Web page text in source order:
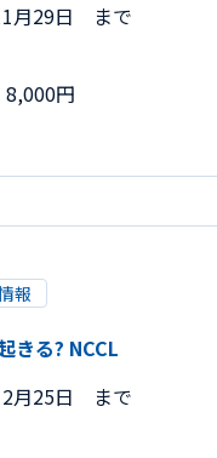
月29日 まで
円
報
きる? NCCL
月25日 まで